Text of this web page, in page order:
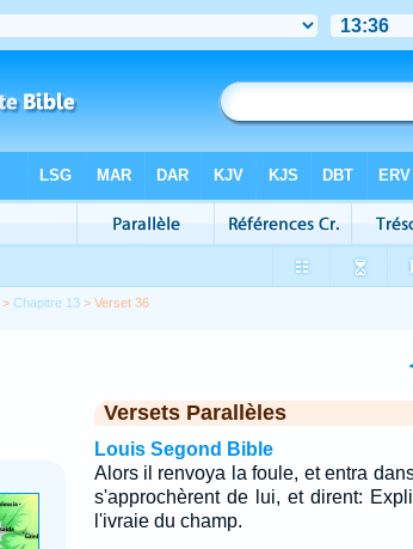
>Chapitre 13 > Verset 36
Versets Parallèles
Louis Segond Bible
Alors il renvoya la foule, et entra
s'approchèrent de lui, et dirent:
l'ivraie du champ.